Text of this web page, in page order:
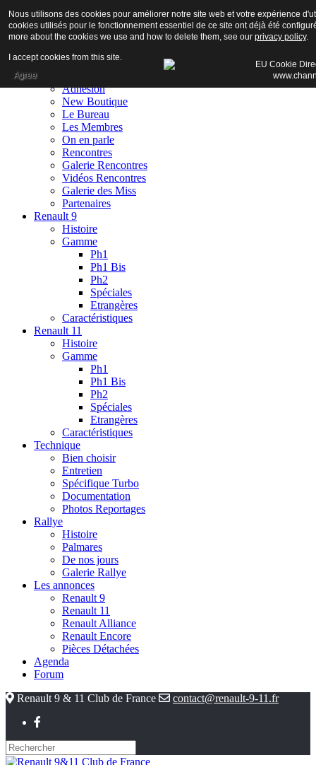
Accueil
Club
Adhésion
New Boutique
Le Bureau
Les Membres
On en parle
Rencontres
Galerie Rencontres
Vidéos Rencontres
Galerie des Miss
Partenaires
Renault 9
Histoire
Gamme
Ph1
Ph1 Bis
Ph2
Spéciales
Etrangères
Caractéristiques
Renault 11
Histoire
Gamme
Ph1
Ph1 Bis
Ph2
Spéciales
Etrangères
Caractéristiques
Technique
Bien choisir
Entretien
Spécifique Turbo
Documentation
Photos Reportages
Rallye
Histoire
Palmares
De nos jours
Galerie Rallye
Les annonces
Renault 9
Renault 11
Renault Alliance
Renault Encore
Pièces Détachées
Agenda
Forum
Renault 9 & 11 Club de France
contact@renault-9-11.fr
Nous utilisons des cookies pour améliorer notre site web et votre expérience
cookies utilisés pour le fonctionnement essentiel de ce site ont déjà été
more about the cookies we use and how to delete them, see our privacy policy.
I accept cookies from this site.
Agree